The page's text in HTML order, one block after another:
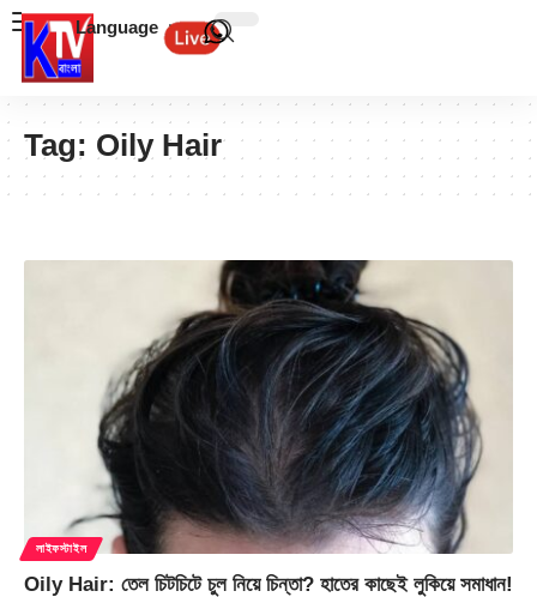
Language
Tag: Oily Hair
লাইফস্টাইল
Oily Hair: তেল চিটচিটে চুল নিয়ে চিন্তা? হাতের কাছেই লুকিয়ে সমাধান!